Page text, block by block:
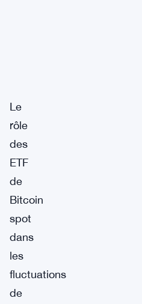
Le
rôle
des
ETF
de
Bitcoin
spot
dans
les
fluctuations
de